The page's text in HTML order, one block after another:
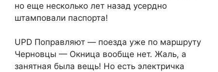
но еще несколько лет назад усердно
штамповали паспорта!
UPD Поправляют — поезда уже по маршруту
Черновцы — Окница вообще нет. Жаль, а
занятная была вещь! Но есть электричка